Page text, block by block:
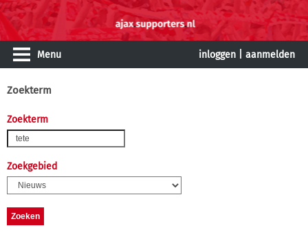
Menu inloggen aanmelden
Zoekterm
Zoekterm
Zoekgebied